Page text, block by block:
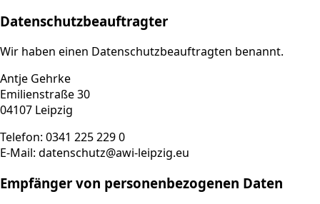
Datenschutz­beauftragter
Wir haben einen Datenschutzbeauftragten benannt.
Antje Gehrke
Emilienstraße 30
04107 Leipzig
Telefon: 0341 225 229 0
E-Mail: datenschutz@awi-leipzig.eu
Empfänger von personenbezogenen Daten